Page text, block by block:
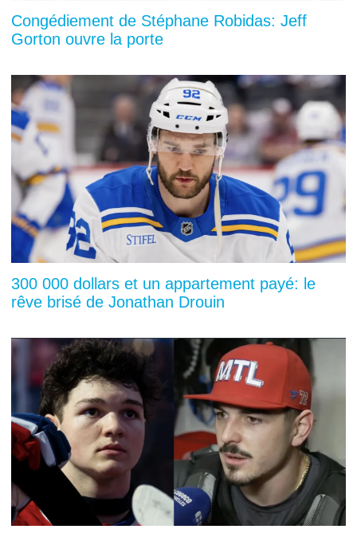
Congédiement de Stéphane Robidas: Jeff
Gorton ouvre la porte
300 000 dollars et un appartement payé: le
rêve brisé de Jonathan Drouin